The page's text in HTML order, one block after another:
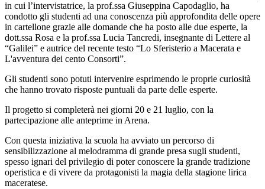
in cui l’intervistatrice, la prof.ssa Giuseppina Capodaglio, ha
condotto gli studenti ad una conoscenza più approfondita delle opere
in cartellone grazie alle domande che ha posto alle due esperte, la
dott.ssa Rosa e la prof.ssa Lucia Tancredi, insegnante di Lettere al
“Galilei” e autrice del recente testo “Lo Sferisterio a Macerata e
L'avventura dei cento Consorti”.
Gli studenti sono potuti intervenire esprimendo le proprie curiosità
che hanno trovato risposte puntuali da parte delle esperte.
Il progetto si completerà nei giorni 20 e 21 luglio, con la
partecipazione alle anteprime in Arena.
Con questa iniziativa la scuola ha avviato un percorso di
sensibilizzazione al melodramma di grande presa sugli studenti,
spesso ignari del privilegio di poter conoscere la grande tradizione
operistica e di vivere da protagonisti la magia della stagione lirica
maceratese.